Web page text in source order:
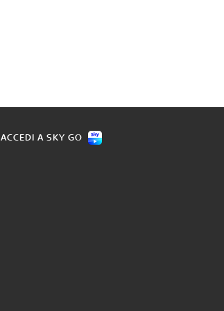
ACCEDI A SKY GO